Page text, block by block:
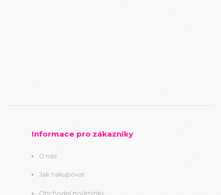
Informace pro zákazníky
O nás
Jak nakupovat
Obchodní podmínky